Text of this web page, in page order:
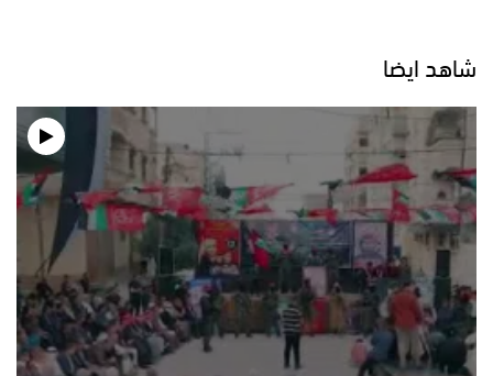
شاهد ايضا